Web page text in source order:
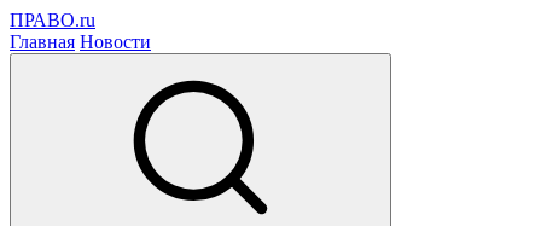
ПРАВО.ru
Главная Новости